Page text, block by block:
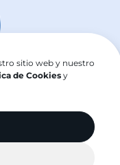
sitio web y nuestro
de Cookies y